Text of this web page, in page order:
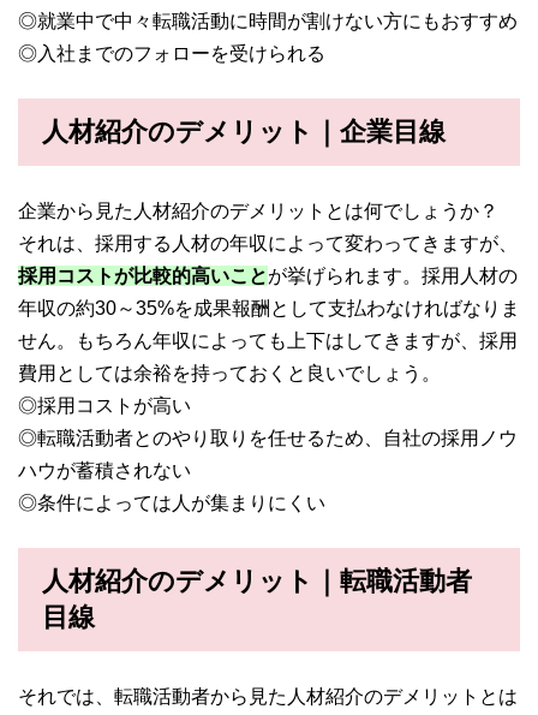
◎就業中で中々転職活動に時間が割けない方にもおすすめ
◎入社までのフォローを受けられる
人材紹介のデメリット｜企業目線
企業から見た人材紹介のデメリットとは何でしょうか？
それは、採用する人材の年収によって変わってきますが、
採用コストが比較的高いことが挙げられます。採用人材の
年収の約30～35%を成果報酬として支払わなければなりま
せん。もちろん年収によっても上下はしてきますが、採用
費用としては余裕を持っておくと良いでしょう。
◎採用コストが高い
◎転職活動者とのやり取りを任せるため、自社の採用ノウ
ハウが蓄積されない
◎条件によっては人が集まりにくい
人材紹介のデメリット｜転職活動者
目線
それでは、転職活動者から見た人材紹介のデメリットとは